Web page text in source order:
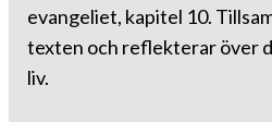
evangeliet, kapitel 10.
texten och reflekterar över
liv.